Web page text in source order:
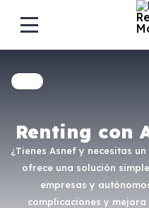
Renting con
¿Tienes Asnef y necesitas
ofrece una solución
empresas y
complicaciones y